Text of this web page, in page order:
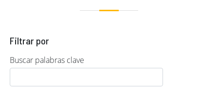
Filtrar por
Buscar palabras clave